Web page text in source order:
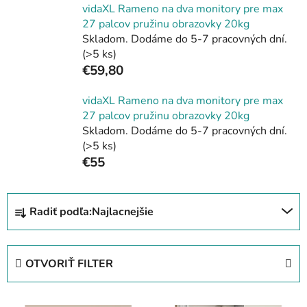
vidaXL Rameno na dva monitory pre max
27 palcov pružinu obrazovky 20kg
Skladom. Dodáme do 5-7 pracovných dní.
(>5 ks)
€59,80
vidaXL Rameno na dva monitory pre max
27 palcov pružinu obrazovky 20kg
Skladom. Dodáme do 5-7 pracovných dní.
(>5 ks)
€55
R
d
Radiť podľa:Najlacnejšie
OTVORIŤ FILTER